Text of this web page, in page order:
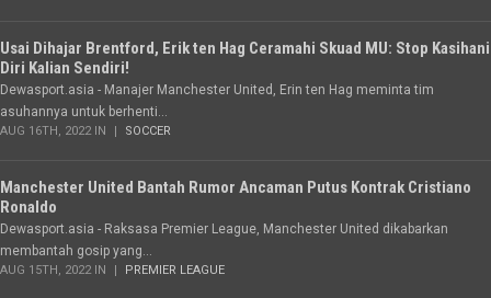
Usai Dihajar Brentford, Erik ten Hag Ceramahi Skuad MU: Stop Kasihani
Diri Kalian Sendiri!
Dewasport.asia - Manajer Manchester United, Erin ten Hag meminta tim
asuhannya untuk berhenti...
AUG 16TH, 2022 IN SOCCER
Manchester United Bantah Rumor Ancaman Putus Kontrak Cristiano
Ronaldo
Dewasport.asia - Raksasa Premier League, Manchester United dikabarkan
membantah gosip yang...
AUG 15TH, 2022 IN PREMIER LEAGUE